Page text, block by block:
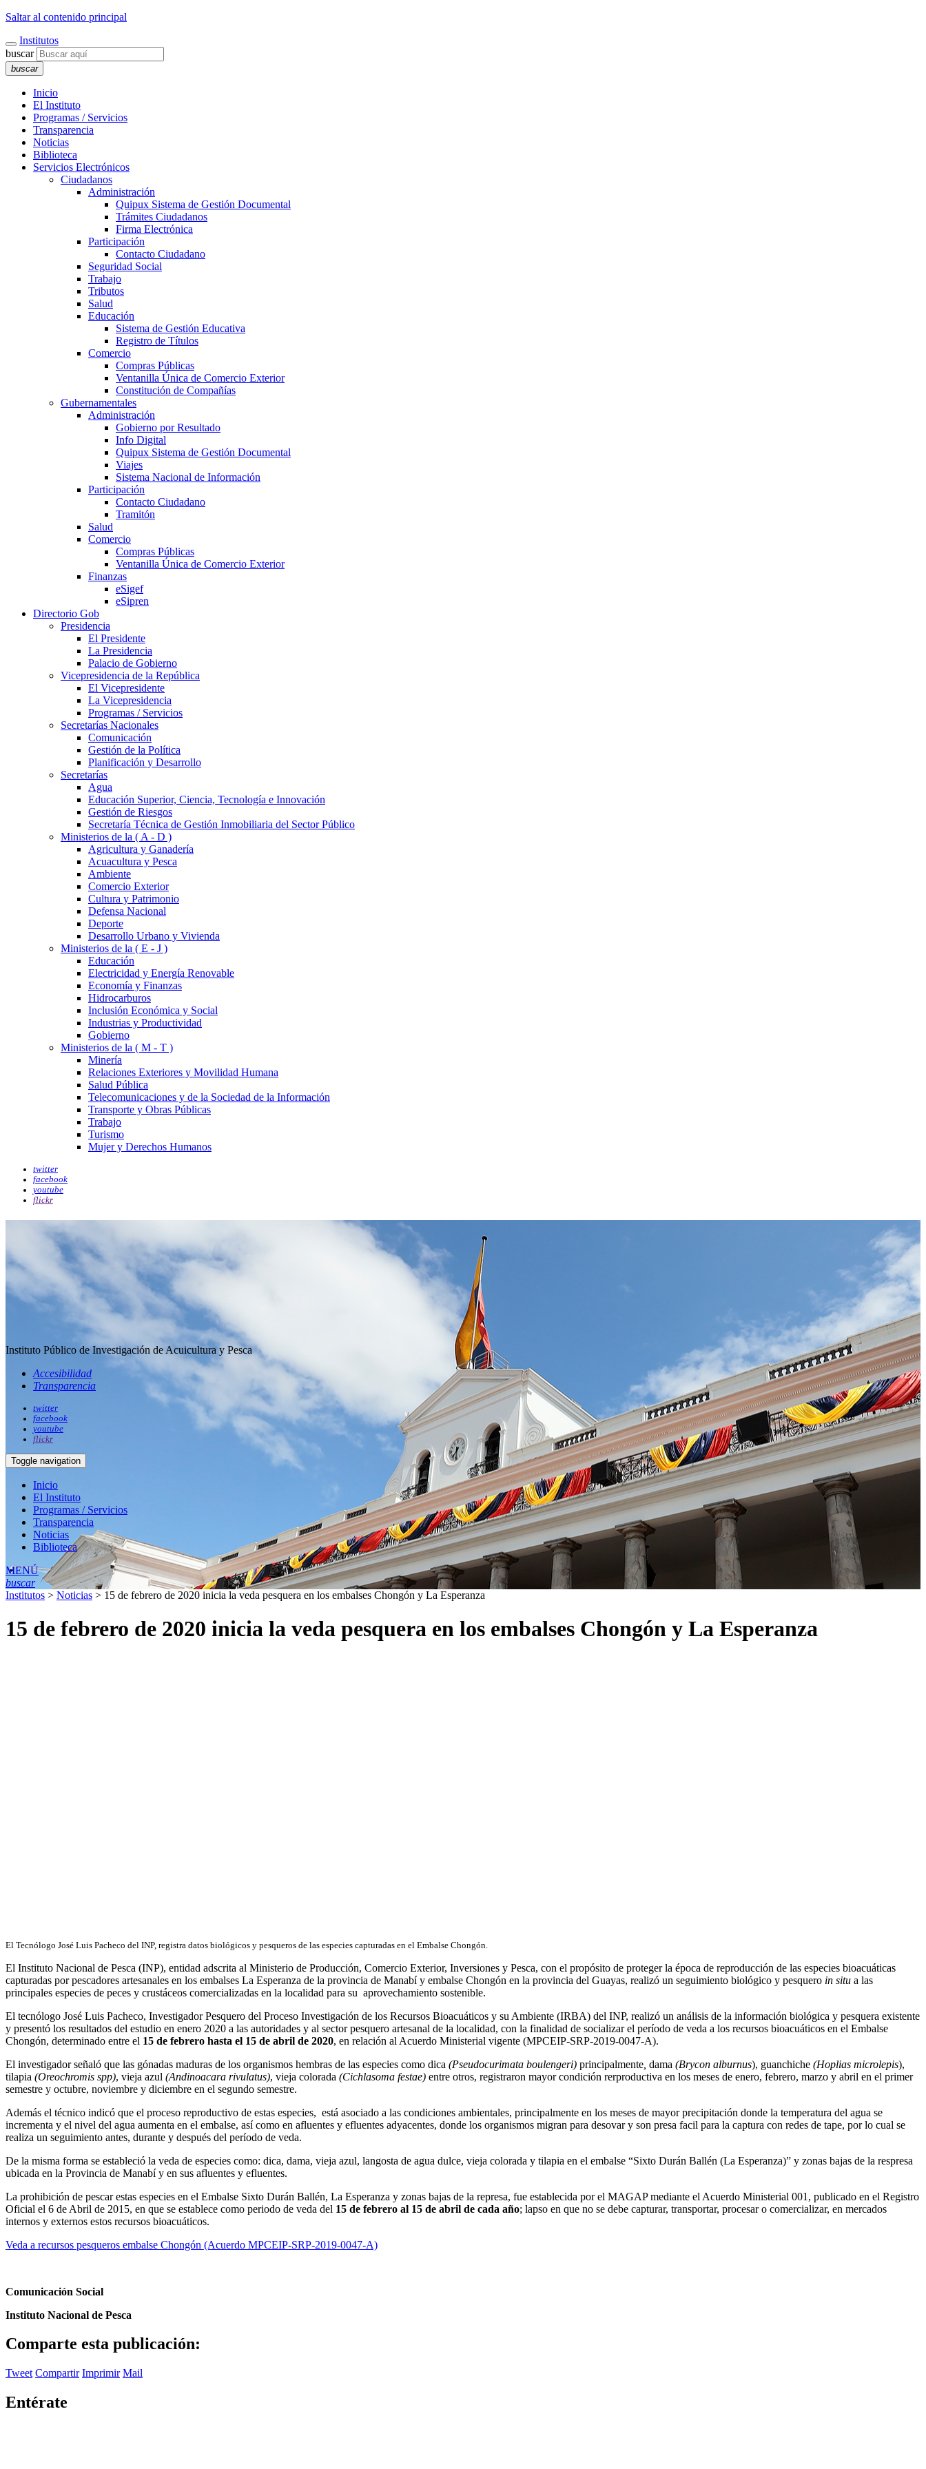
Saltar al contenido principal
Institutos
buscar
buscar
Inicio
El Instituto
Programas / Servicios
Transparencia
Noticias
Biblioteca
Servicios Electrónicos
Ciudadanos
Administración
Quipux Sistema de Gestión Documental
Trámites Ciudadanos
Firma Electrónica
Participación
Contacto Ciudadano
Seguridad Social
Trabajo
Tributos
Salud
Educación
Sistema de Gestión Educativa
Registro de Títulos
Comercio
Compras Públicas
Ventanilla Única de Comercio Exterior
Constitución de Compañías
Gubernamentales
Administración
Gobierno por Resultado
Info Digital
Quipux Sistema de Gestión Documental
Viajes
Sistema Nacional de Información
Participación
Contacto Ciudadano
Tramitón
Salud
Comercio
Compras Públicas
Ventanilla Única de Comercio Exterior
Finanzas
eSigef
eSipren
Directorio Gob
Presidencia
El Presidente
La Presidencia
Palacio de Gobierno
Vicepresidencia de la República
El Vicepresidente
La Vicepresidencia
Programas / Servicios
Secretarías Nacionales
Comunicación
Gestión de la Política
Planificación y Desarrollo
Secretarías
Agua
Educación Superior, Ciencia, Tecnología e Innovación
Gestión de Riesgos
Secretaría Técnica de Gestión Inmobiliaria del Sector Público
Ministerios de la ( A - D )
Agricultura y Ganadería
Acuacultura y Pesca
Ambiente
Comercio Exterior
Cultura y Patrimonio
Defensa Nacional
Deporte
Desarrollo Urbano y Vivienda
Ministerios de la ( E - J )
Educación
Electricidad y Energía Renovable
Economía y Finanzas
Hidrocarburos
Inclusión Económica y Social
Industrias y Productividad
Gobierno
Ministerios de la ( M - T )
Minería
Relaciones Exteriores y Movilidad Humana
Salud Pública
Telecomunicaciones y de la Sociedad de la Información
Transporte y Obras Públicas
Trabajo
Turismo
Mujer y Derechos Humanos
twitter
facebook
youtube
flickr
Instituto Público de Investigación de Acuicultura y Pesca
Accesibilidad
Transparencia
twitter
facebook
youtube
flickr
Toggle navigation
Inicio
El Instituto
Programas / Servicios
Transparencia
Noticias
Biblioteca
MENÚ
buscar
Institutos > Noticias > 15 de febrero de 2020 inicia la veda pesquera en los embalses Chongón y La Esperanza
15 de febrero de 2020 inicia la veda pesquera en los embalses Chongón y La Esperanza
El Tecnólogo José Luis Pacheco del INP, registra datos biológicos y pesqueros de las especies capturadas en el Embalse Chongón.
El Instituto Nacional de Pesca (INP), entidad adscrita al Ministerio de Producción, Comercio Exterior, Inversiones y Pesca, con el propósito de proteger la época de reproducción de las especies bioacuáticas
capturadas por pescadores artesanales en los embalses La Esperanza de la provincia de Manabí y embalse Chongón en la provincia del Guayas, realizó un seguimiento biológico y pesquero in situ a las
principales especies de peces y crustáceos comercializadas en la localidad para su aprovechamiento sostenible.
El tecnólogo José Luis Pacheco, Investigador Pesquero del Proceso Investigación de los Recursos Bioacuáticos y su Ambiente (IRBA) del INP, realizó un análisis de la información biológica y pesquera existente
y presentó los resultados del estudio en enero 2020 a las autoridades y al sector pesquero artesanal de la localidad, con la finalidad de socializar el período de veda a los recursos bioacuáticos en el Embalse
Chongón, determinado entre el 15 de febrero hasta el 15 de abril de 2020, en relación al Acuerdo Ministerial vigente (MPCEIP-SRP-2019-0047-A).
El investigador señaló que las gónadas maduras de los organismos hembras de las especies como dica (Pseudocurimata boulengeri) principalmente dama (Brycon alburnus), guanchiche (Hoplias microlepis),
tilapia (Oreochromis spp), vieja azul (Andinoacara rivulatus), vieja colorada (Cichlasoma festae) entre otros, registraron mayor condición rerproductiva en los meses de enero, febrero, marzo y abril en el primer
semestre y octubre, noviembre y diciembre en el segundo semestre.
Además el técnico indicó que el proceso reproductivo de estas especies, está asociado a las condiciones ambientales, principalmente en los meses de mayor precipitación donde la temperatura del agua se
incrementa y el nivel del agua aumenta en el embalse, así como en afluentes y efluentes adyacentes, donde los organismos migran para desovar y son presa facil para la captura con redes de tape, por lo cual se
realiza un seguimiento antes, durante y después del período de veda.
De la misma forma se estableció la veda de especies como: dica, dama, vieja azul, langosta de agua dulce, vieja colorada y tilapia en el embalse “Sixto Durán Ballén (La Esperanza)” y zonas bajas de la respresa
ubicada en la Provincia de Manabí y en sus afluentes y efluentes.
La prohibición de pescar estas especies en el Embalse Sixto Durán Ballén, La Esperanza y zonas bajas de la represa, fue establecida por el MAGAP mediante el Acuerdo Ministerial 001, publicado en el Registro
Oficial el 6 de Abril de 2015, en que se establece como periodo de veda del 15 de febrero al 15 de abril de cada año; lapso en que no se debe capturar, transportar, procesar o comercializar, en mercados
internos y externos estos recursos bioacuáticos.
Veda a recursos pesqueros embalse Chongón (Acuerdo MPCEIP-SRP-2019-0047-A)
Comunicación Social
Instituto Nacional de Pesca
Comparte esta publicación:
Tweet Compartir Imprimir Mail
Entérate